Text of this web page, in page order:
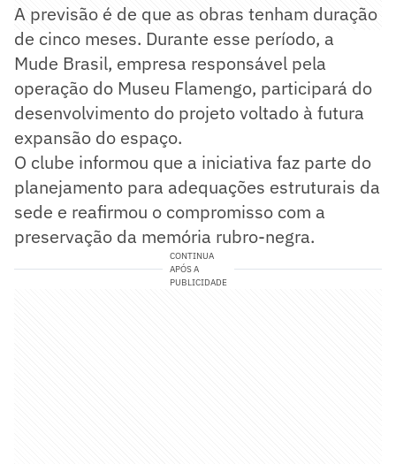
A previsão é de que as obras tenham duração
de cinco meses. Durante esse período, a
Mude Brasil, empresa responsável pela
operação do Museu Flamengo, participará do
desenvolvimento do projeto voltado à futura
expansão do espaço.
O clube informou que a iniciativa faz parte do
planejamento para adequações estruturais da
sede e reafirmou o compromisso com a
preservação da memória rubro-negra.
CONTINUA
APÓS A
PUBLICIDADE